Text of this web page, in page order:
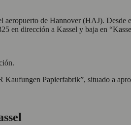
aeropuerto de Hannover (HAJ).
en dirección a Kassel y baja en
Papierfabrik”, situado a